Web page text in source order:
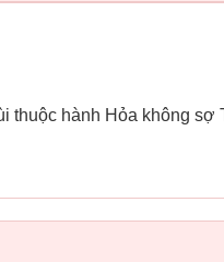
thuộc hành Hỏa không sợ